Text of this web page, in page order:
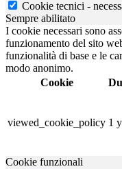
Cookie tecnici -
Sempre abilitato
I cookie necessari sono
funzionamento del sito
funzionalità di base e le
modo anonimo.
Cookie
viewed_cookie_policy 1
Cookie funzionali